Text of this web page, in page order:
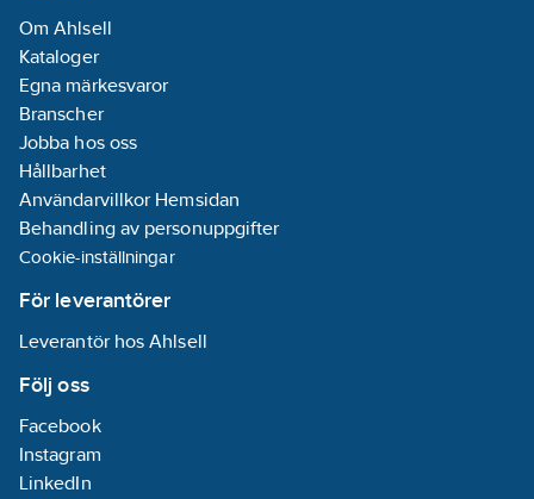
Om Ahlsell
Kataloger
Egna märkesvaror
Branscher
Jobba hos oss
Hållbarhet
Användarvillkor Hemsidan
Behandling av personuppgifter
Cookie-inställningar
För leverantörer
Leverantör hos Ahlsell
Följ oss
Facebook
Instagram
LinkedIn